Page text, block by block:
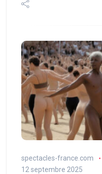
spectacles-france.com
12 septembre 2025